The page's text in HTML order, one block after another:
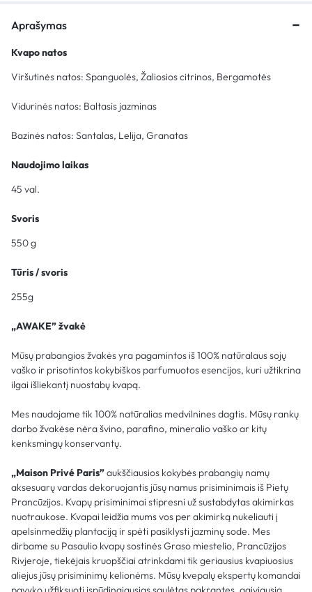
Aprašymas
Kvapo natos
Viršutinės natos: Spanguolės, Žaliosios citrinos, Bergamotės
Vidurinės natos: Baltasis jazminas
Bazinės natos: Santalas, Lelija, Granatas
Naudojimo laikas
45 val.
Svoris
550 g
Tūris / svoris
255g
„AWAKE” žvakė
Mūsų prabangios žvakės yra pagamintos iš 100% natūralaus sojų
vaško ir prisotintos kokybiškos parfumuotos esencijos, kuri užtikrina
ilgai išliekantį nuostabų kvapą.
Mes naudojame tik 100% natūralias medvilnines dagtis. Mūsų rankų
darbo žvakėse nėra švino, parafino, mineralio vaško ar kitų
kenksmingų konservantų.
„Maison Privé Paris”aukščiausios kokybės prabangių namų
aksesuarų vardas dekoruojantis jūsų namus prisiminimais iš Pietų
Prancūzijos. Kvapų prisiminimai stipresni už sustabdytas akimirkas
nuotraukose. Kvapai leidžia mums vos per akimirką nukeliauti į
apelsinmedžių plantaciją ir spėti pasiklysti jazminų sode. Mes
dirbame su Pasaulio kvapų sostinės Graso miestelio, Prancūzijos
Rivjeroje, tiekėjais kruopščiai atrinkdami tik geriausius kvapiuosius
aliejus jūsų prisiminimų kelionėms. Mūsų kvepalų ekspertų komandai